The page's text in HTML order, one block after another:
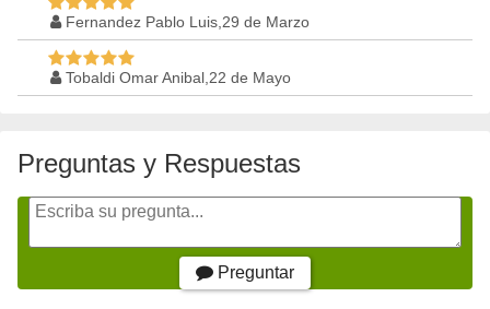
Fernandez Pablo Luis,29 de Marzo
Tobaldi Omar Anibal,22 de Mayo
Preguntas y Respuestas
Preguntar